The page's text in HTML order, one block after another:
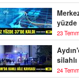
yüzde
23
24